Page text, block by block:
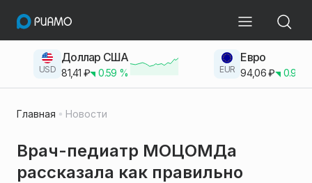
USD
Доллар США
81,41 ₽ 0.59 % EUR
Евро
94,06₽ 0.93
Главная Новости
Врач-педиатр МОЦОМДа
рассказала как правильно